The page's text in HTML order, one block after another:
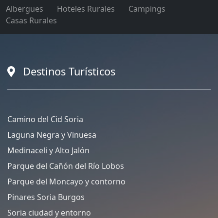
Albergues Hoteles Rurales
Campings
Casas Rurales
Destinos Turísticos
Camino del Cid Soria
Laguna Negra y Vinuesa
Medinaceli y Alto Jalón
Parque del Cañón del Río Lobos
Parque del Moncayo y contorno
Pinares Soria Burgos
Soria ciudad y entorno